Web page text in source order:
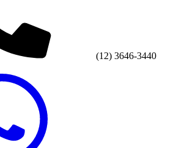
(12) 3646-3440